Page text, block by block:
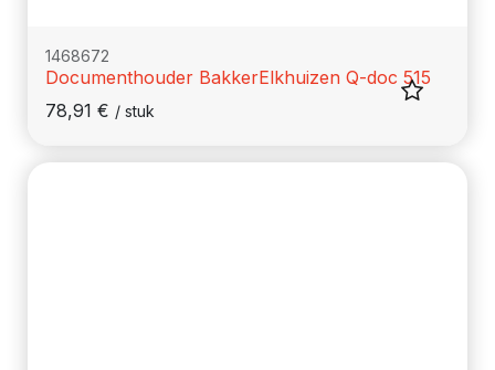
1468672
Documenthouder BakkerElkhuizen Q-doc 515
78,91 € / stuk